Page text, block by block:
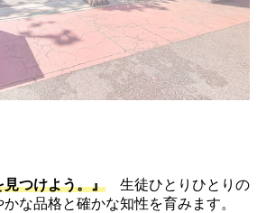
つけよう。』
生徒ひとりひとりの
な品格と確かな知性を育みます。